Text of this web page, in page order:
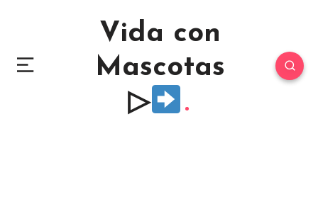
Vida con
Mascotas
▷